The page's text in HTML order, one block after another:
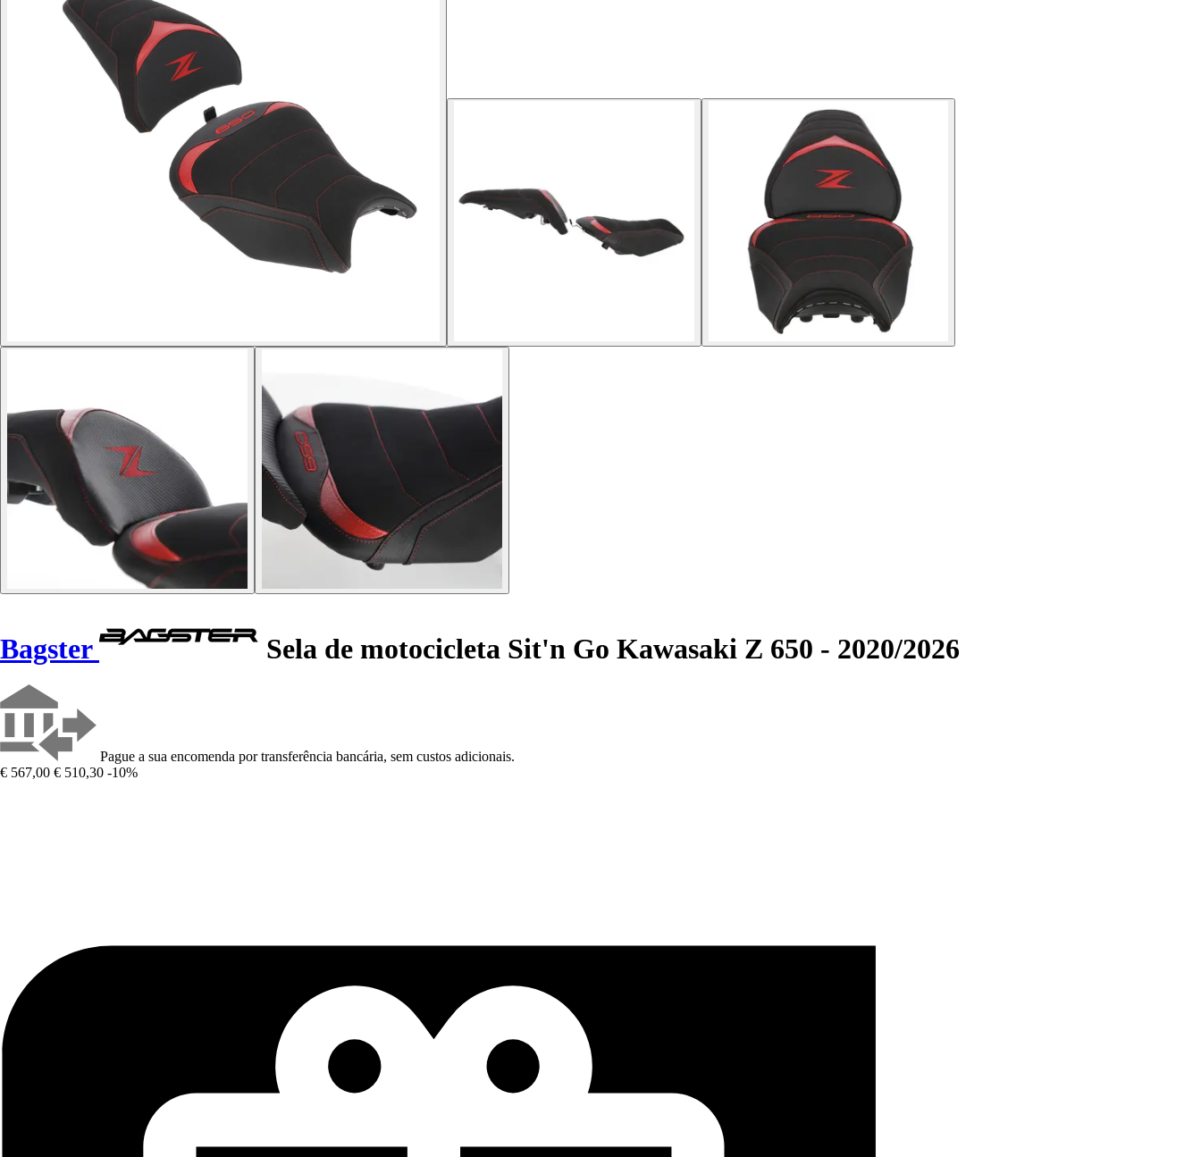
Bagster Sela de motocicleta Sit'n Go Kawasaki Z 650 - 2020/2026
Pague a sua encomenda por transferência bancária, sem custos adicionais.
€ 567,00 € 510,30 -10%